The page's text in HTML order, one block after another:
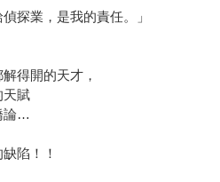
探業，是我的責任。」
得開的天才，
天賦
論…
陷！！